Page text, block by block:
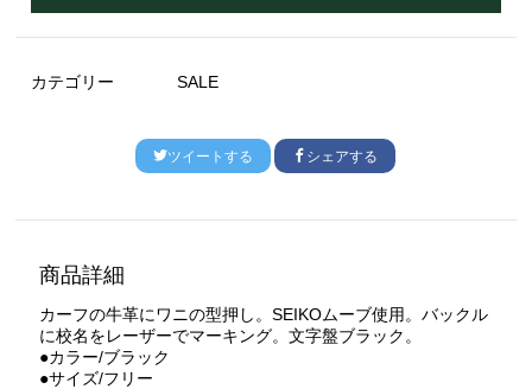
カテゴリー SALE
ツイートする シェアする
商品詳細
カーフの牛革にワニの型押し。SEIKOムーブ使用。バックル
に校名をレーザーでマーキング。文字盤ブラック。
●カラー/ブラック
●サイズ/フリー